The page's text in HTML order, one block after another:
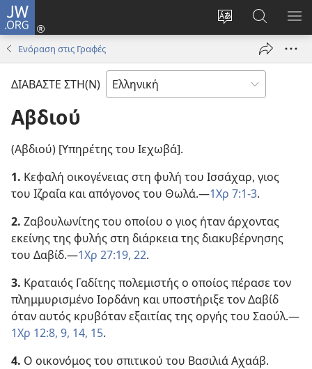
JW.ORG
Αλλαγή
γλώσσας
ιστότοπου
Σύνδεση
(ανοίγει
παράθυρο)
στο
JW.ORG
Ενόραση στις Γραφές
ΔΙΑΒΑΣΤΕ ΣΤΗ(Ν)
Αβδιού
(Αβδιού) [Υπηρέτης του Ιεχωβά].
1. Κεφαλή οικογένειας στη φυλή του Ισσάχαρ, γιος
του Ιζραΐα και απόγονος του Θωλά.—1Χρ 7:1-3.
2. Ζαβουλωνίτης του οποίου ο γιος ήταν άρχοντας
εκείνης της φυλής στη διάρκεια της διακυβέρνησης
του Δαβίδ.—1Χρ 27:19, 22.
3. Κραταιός Γαδίτης πολεμιστής ο οποίος πέρασε τον
πλημμυρισμένο Ιορδάνη και υποστήριξε τον Δαβίδ
όταν αυτός κρυβόταν εξαιτίας της οργής του Σαούλ.—
1Χρ 12:8, 9, 14, 15.
4. Ο οικονόμος του σπιτικού του Βασιλιά Αχαάβ.